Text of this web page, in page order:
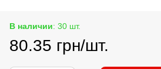
В наличии: 30 шт.
80.35 грн/шт.